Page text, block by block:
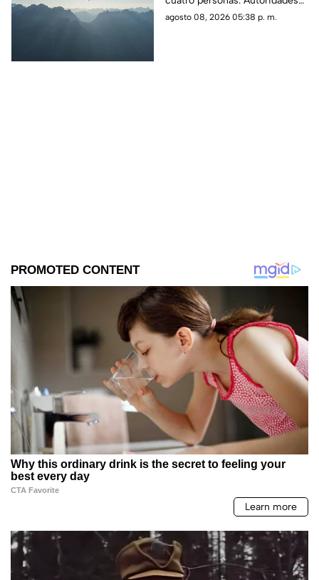
personas
confirmaron que la aeronave
agosto 08, 2026 05:38 p. m.